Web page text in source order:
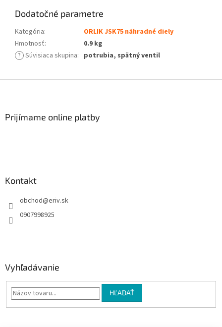
Dodatočné parametre
Kategória:
ORLIK JSK75 náhradné diely
Hmotnosť:
0.9 kg
? Súvisiaca skupina: potrubia, spätný ventil
Prijímame online platby
Kontakt
obchod@eriv.sk
0907998925
Vyhľadávanie
HĽADAŤ